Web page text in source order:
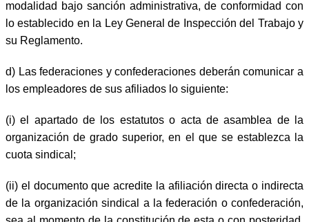
modalidad bajo sanción administrativa, de conformidad con
lo establecido en la Ley General de Inspección del Trabajo y
su Reglamento.
d) Las federaciones y confederaciones deberán comunicar a
los empleadores de sus afiliados lo siguiente:
(i) el apartado de los estatutos o acta de asamblea de la
organización de grado superior, en el que se establezca la
cuota sindical;
(ii) el documento que acredite la afiliación directa o indirecta
de la organización sindical a la federación o confederación,